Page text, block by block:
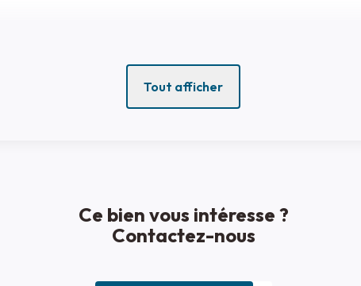
Tout afficher
Ce bien vous intéresse ?
Contactez-nous